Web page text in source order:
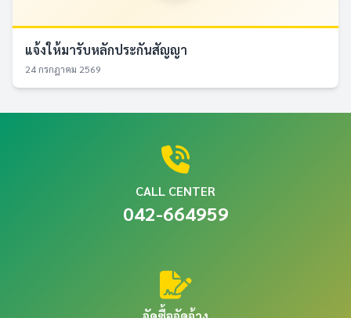
แจ้งให้มารับหลักประกันสัญญา
24 กรกฎาคม 2569
CALL CENTER
042-664959